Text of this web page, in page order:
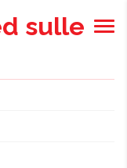
sulle